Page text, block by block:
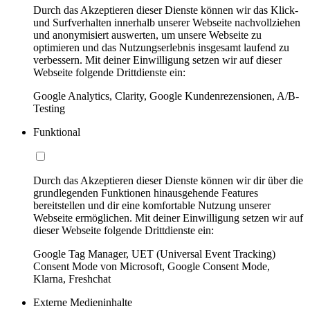
Durch das Akzeptieren dieser Dienste können wir das Klick-
und Surfverhalten innerhalb unserer Webseite nachvollziehen
und anonymisiert auswerten, um unsere Webseite zu
optimieren und das Nutzungserlebnis insgesamt laufend zu
verbessern. Mit deiner Einwilligung setzen wir auf dieser
Webseite folgende Drittdienste ein:
Google Analytics, Clarity, Google Kundenrezensionen, A/B-
Testing
Funktional
Durch das Akzeptieren dieser Dienste können wir dir über die
grundlegenden Funktionen hinausgehende Features
bereitstellen und dir eine komfortable Nutzung unserer
Webseite ermöglichen. Mit deiner Einwilligung setzen wir auf
dieser Webseite folgende Drittdienste ein:
Google Tag Manager, UET (Universal Event Tracking)
Consent Mode von Microsoft, Google Consent Mode,
Klarna, Freshchat
Externe Medieninhalte